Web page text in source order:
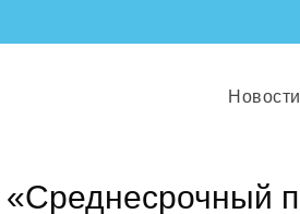
Новости